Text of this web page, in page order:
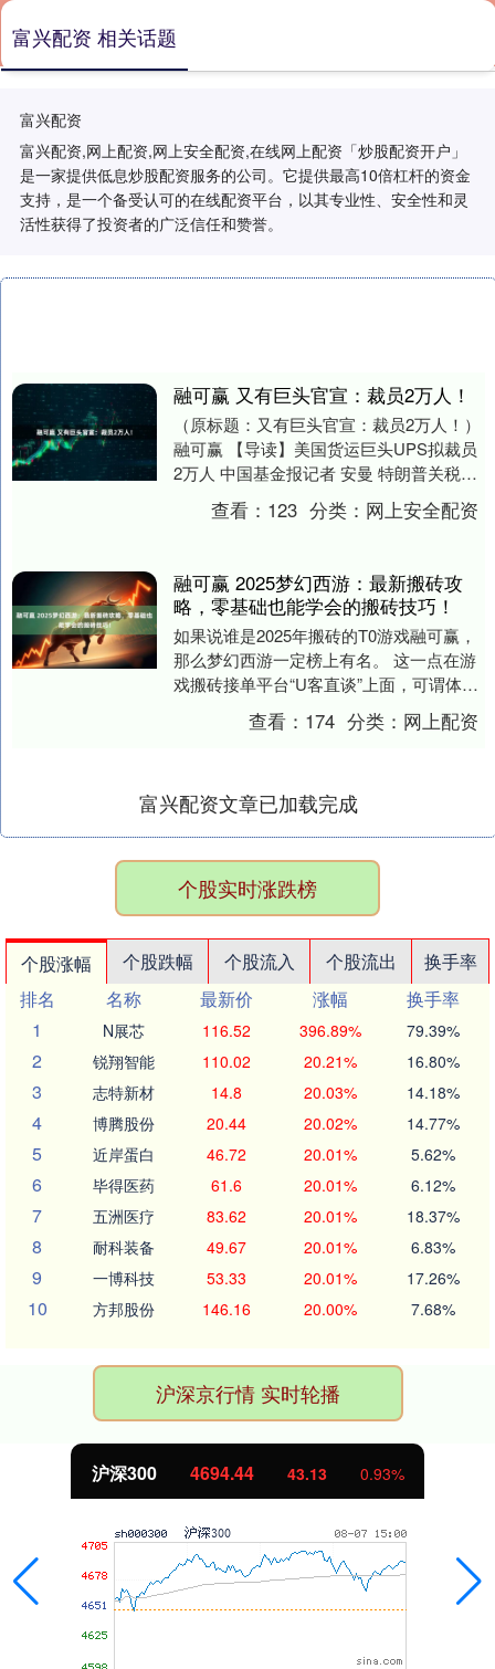
富兴配资
富兴配资,网上配资,网上安全配资,在线网上配资「炒股配资开户」
是一家提供低息炒股配资服务的公司。它提供最高10倍杠杆的资金
支持，是一个备受认可的在线配资平台，以其专业性、安全性和灵
活性获得了投资者的广泛信任和赞誉。
富兴配资 相关话题
融可赢 又有巨头官宣：裁员2万人！
（原标题：又有巨头官宣：裁员2万人！）
融可赢 【导读】美国货运巨头UPS拟裁员
2万人 中国基金报记者 安曼 特朗普关税引
发大规模裁员的第一个受害者出现了！ 据
查看： 123 分类： 网上安全配资
融可赢 2025梦幻西游：最新搬砖攻
略，零基础也能学会的搬砖技巧！
如果说谁是2025年搬砖的T0游戏融可赢，
那么梦幻西游一定榜上有名。 这一点在游
戏搬砖接单平台“U客直谈”上面，可谓体现
的淋淋尽致。 U客直谈平台上面的会员，
查看： 174 分类： 网上配资
富兴配资文章已加载完成
个股实时涨跌榜
个股涨幅 个股跌幅 个股流入 个股流出
换手率
排名
名称 最新价 涨幅
换手率
1
N展芯 116.52 396.89% 79.39%
2 锐翔智能 110.02 20.21% 16.80%
3 志特新材 14.8 20.03% 14.18%
4 博腾股份 20.44 20.02% 14.77%
5 近岸蛋白 46.72 20.01% 5.62%
6 毕得医药 61.6 20.01% 6.12%
7 五洲医疗 83.62 20.01% 18.37%
8 耐科装备 49.67 20.01% 6.83%
9 一博科技 53.33 20.01% 17.26%
10 方邦股份 146.16 20.00% 7.68%
沪深京行情 实时轮播
北证50 1134.24 11.37 1.01%